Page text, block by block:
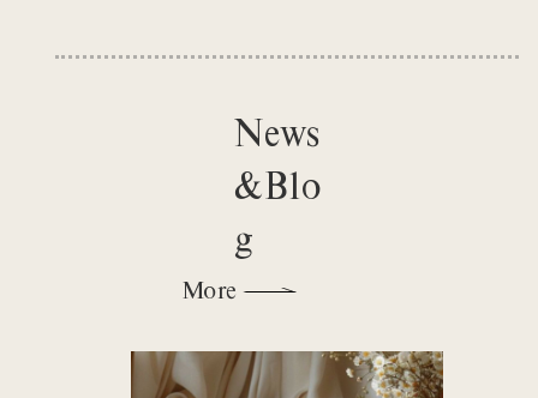
News
&Blo
g
More